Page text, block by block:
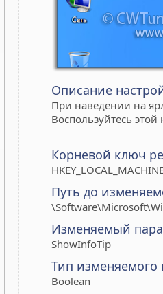
Описание
При наведении на
Воспользуйтесь
Корневой ключ
Путь до
Изменяемый
ShowInfoTip
Тип изменяемого
Boolean